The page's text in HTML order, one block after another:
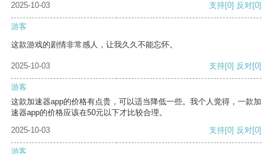
2025-10-03 支持[0] 反对[0]
游客
这款游戏的剧情非常感人，让我久久不能忘怀。
2025-10-03 支持[0] 反对[0]
游客
这款加速器app的价格有点贵，可以适当降低一些。我个人觉得，一款加
速器app的价格应该在50元以下才比较合理。
2025-10-03
支持[0] 反对[0]
游客